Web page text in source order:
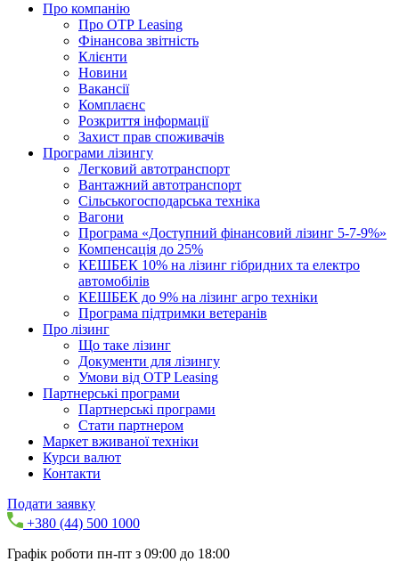
Про компанію
Про ОТР Leasing
Фінансова звітність
Клієнти
Новини
Вакансії
Комплаєнс
Розкриття інформації
Захист прав споживачів
Програми лізингу
Легковий автотранспорт
Вантажний автотранспорт
Cільськогосподарська техніка
Вагони
Програма «Доступний фінансовий лізинг 5-7-9%»
Компенсація до 25%
КЕШБЕК 10% на лізинг гібридних та електро
автомобілів
КЕШБЕК до 9% на лізинг агро техніки
Програма підтримки ветеранів
Про лізинг
Що таке лізинг
Документи для лізингу
Умови від OTP Leasing
Партнерські програми
Партнерські програми
Стати партнером
Маркет вживаної техніки
Курси валют
Контакти
Подати заявку
+380 (44) 500 1000
Графік роботи пн-пт з 09:00 до 18:00